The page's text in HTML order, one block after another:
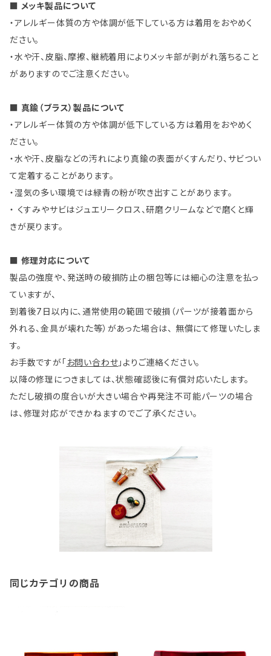
■ メッキ製品について
・アレルギー体質の方や体調が低下している方は着用をおやめく
ださい。
・水や汗、皮脂、摩擦、継続着用によりメッキ部が剥がれ落ちること
がありますのでご注意ください。
■ 真鍮（ブラス）製品について
・アレルギー体質の方や体調が低下している方は着用をおやめく
ださい。
・水や汗、皮脂などの汚れにより真鍮の表面がくすんだり、サビつい
て定着することがあります。
・湿気の多い環境では緑青の粉が吹き出すことがあります。
・ くすみやサビはジュエリークロス、研磨クリームなどで磨くと輝
きが戻ります。
■ 修理対応について
製品の強度や、発送時の破損防止の梱包等には細心の注意を払っ
ていますが、
到着後7日以内に、通常使用の範囲で破損（パーツが接着面から
外れる、金具が壊れた等）があった場合は、 無償にて修理いたしま
す。
お手数ですが「お問い合わせ 」よりご連絡ください。
以降の修理につきましては、状態確認後に有償対応いたします。
ただし破損の度合いが大きい場合や再発注不可能パーツの場合
は、修理対応ができかねますのでご了承ください。
同じカテゴリの商品